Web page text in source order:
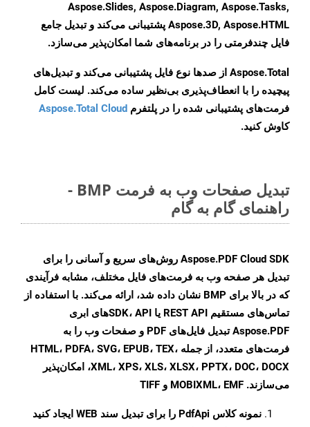
Aspose.Slides, Aspose.Diagram, Aspose.Tasks,
Aspose.3D, Aspose.HTML پشتیبانی می‌کند و تبدیل جامع
فایل چندفرمتی را در برنامه‌های شما امکان‌پذیر می‌سازد.
Aspose.Total از صدها نوع فایل پشتیبانی می‌کند و تبدیل‌های
پیچیده را با انعطاف‌پذیری بی‌نظیر ساده می‌کند. لیست کامل
فرمت‌های پشتیبانی شده را در پلتفرم Aspose.Total Cloud
کاوش کنید.
تبدیل صفحات وب به فرمت BMP -
راهنمای گام به گام
Aspose.PDF Cloud SDK روش‌های سریع و آسانی را برای
تبدیل هر صفحه وب به فرمت‌های فایل مختلف، مشابه فرآیندی
که در بالا برای BMP نشان داده شد، ارائه می‌کند. با استفاده از
تماس‌های مستقیم REST API یا SDK، API‌های ابری
Aspose.PDF تبدیل فایل‌های PDF و صفحات وب را به
فرمت‌های متعدد، از جمله HTML، PDFA، SVG، EPUB، TEX،
XML، XPS، XLS، XLSX، PPTX، DOC، DOCX، امکان‌پذیر
می‌سازند. MOBIXML، EMF و TIFF
نمونه کلاس PdfApi را برای تبدیل سند WEB ایجاد کنید